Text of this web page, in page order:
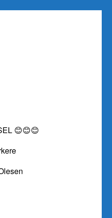
😊😊😊